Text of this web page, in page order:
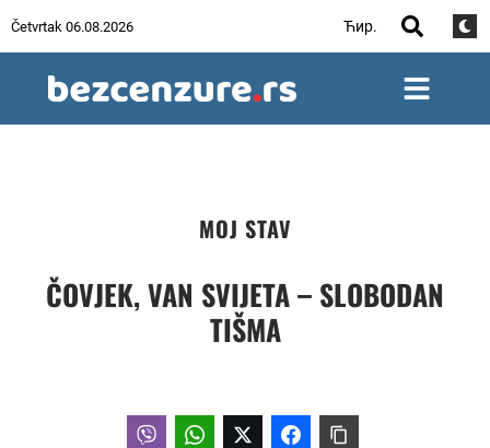
Četvrtak 06.08.2026 Ћир.
MOJ STAV
ČOVJEK, VAN SVIJETA – SLOBODAN
TIŠMA